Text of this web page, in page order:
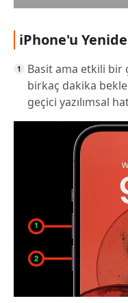
iPhone'u
Basit ama etkili bir
birkaç dakika
geçici yazılımsal